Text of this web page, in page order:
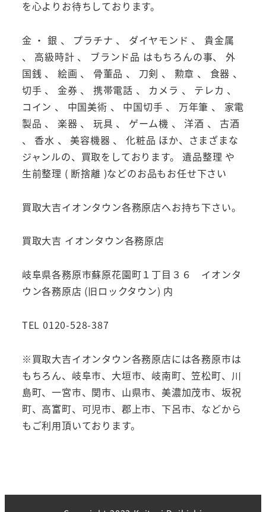
を心よりお待ちしております。
金 ・ 銀 、 プラチナ 、 ダイヤモンド 、 貴金属
、 高級時計 、 ブランド品 はもちろんの事、 外
国銭 、 絵画 、 骨董品 、 刀剣 、 勲章 、 食器 、
切手 、 金券 、 携帯電話 、 カメラ 、 テレカ 、
コイン 、 中国美術 、 中国切手 、 万年筆 、 家電
製品 、 楽器 、 玩具 、 ゲーム機 、 洋酒 、 古酒
、 香水 、 美容機器 、 化粧品 ほか、さまざまな
ジャンルの、買取をしております。 遺品整理 や
生前整理 ( 断捨離 )などのお品もお任せ下さい
買取大吉イオンタウン各務原店へお持ち下さい。
買取大吉 イオンタウン各務原店
岐阜県各務原市蘇原花園町１丁目３６ イオンタ
ウン各務原店 (旧ロックタウン) 内
TEL 0120-528-387
※買取大吉イオンタウン各務原店には各務原市は
もちろん、岐阜市、大垣市、岐南町、笠松町、川
島町、一宮市、関市、山県市、美濃加茂市、坂祝
町、高富町、可児市、郡上市、下呂市、などから
もご利用頂いております。